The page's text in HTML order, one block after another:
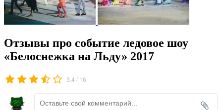
Отзывы про событие ледовое шоу
«Белоснежка на Льду» 2017
3.4 / 16